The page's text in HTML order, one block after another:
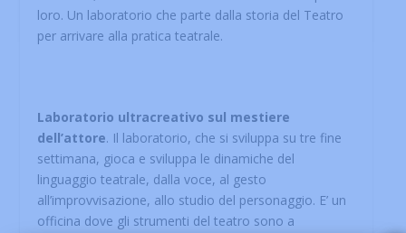
loro. Un laboratorio che parte dalla storia del Teatro
per arrivare alla pratica teatrale.
Laboratorio ultracreativo sul mestiere
dell’attore. Il laboratorio, che si sviluppa su tre fine
settimana, gioca e sviluppa le dinamiche del
linguaggio teatrale, dalla voce, al gesto
all’improvvisazione, allo studio del personaggio. E’ un
officina dove gli strumenti del teatro sono a